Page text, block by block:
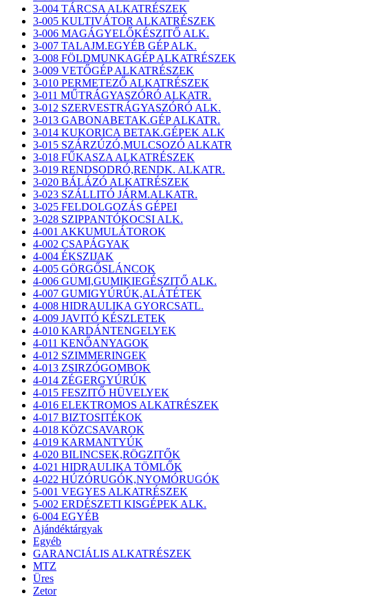
3-004 TÁRCSA ALKATRÉSZEK
3-005 KULTIVÁTOR ALKATRÉSZEK
3-006 MAGÁGYELŐKÉSZITŐ ALK.
3-007 TALAJM.EGYÉB GÉP ALK.
3-008 FÖLDMUNKAGÉP ALKATRÉSZEK
3-009 VETŐGÉP ALKATRÉSZEK
3-010 PERMETEZŐ ALKATRÉSZEK
3-011 MŰTRÁGYASZÓRÓ ALKATR.
3-012 SZERVESTRÁGYASZÓRÓ ALK.
3-013 GABONABETAK.GÉP ALKATR.
3-014 KUKORICA BETAK.GÉPEK ALK
3-015 SZÁRZÚZÓ,MULCSOZÓ ALKATR
3-018 FŰKASZA ALKATRÉSZEK
3-019 RENDSODRÓ,RENDK. ALKATR.
3-020 BÁLÁZÓ ALKATRÉSZEK
3-023 SZÁLLITÓ JÁRM.ALKATR.
3-025 FELDOLGOZÁS GÉPEI
3-028 SZIPPANTÓKOCSI ALK.
4-001 AKKUMULÁTOROK
4-002 CSAPÁGYAK
4-004 ÉKSZIJAK
4-005 GÖRGŐSLÁNCOK
4-006 GUMI,GUMIKIEGÉSZITŐ ALK.
4-007 GUMIGYÚRÚK,ALÁTÉTEK
4-008 HIDRAULIKA GYORCSATL.
4-009 JAVITÓ KÉSZLETEK
4-010 KARDÁNTENGELYEK
4-011 KENŐANYAGOK
4-012 SZIMMERINGEK
4-013 ZSIRZÓGOMBOK
4-014 ZÉGERGYÚRÚK
4-015 FESZITŐ HÜVELYEK
4-016 ELEKTROMOS ALKATRÉSZEK
4-017 BIZTOSITÉKOK
4-018 KÖZCSAVAROK
4-019 KARMANTYÚK
4-020 BILINCSEK,RÖGZITŐK
4-021 HIDRAULIKA TÖMLŐK
4-022 HÚZÓRUGÓK,NYOMÓRUGÓK
5-001 VEGYES ALKATRÉSZEK
5-002 ERDÉSZETI KISGÉPEK ALK.
6-004 EGYÉB
Ajándéktárgyak
Egyéb
GARANCIÁLIS ALKATRÉSZEK
MTZ
Üres
Zetor